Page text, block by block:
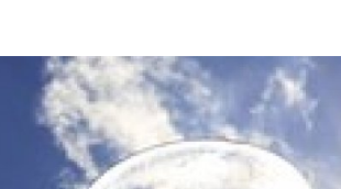
Suvenýry
Praktické info